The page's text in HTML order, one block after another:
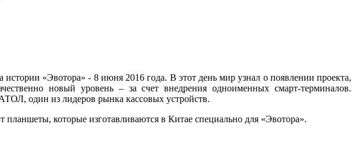
«Эвотора» - 8 июня 2016 года. В этот день мир узнал о появлении проекта,
новый уровень – за счет внедрения одноименных смарт-терминалов.
один из лидеров рынка кассовых устройств.
которые изготавливаются в Китае специально для «Эвотора».